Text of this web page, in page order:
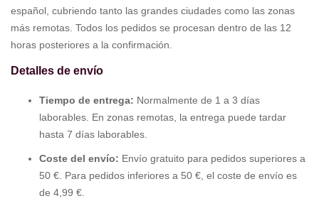
español, cubriendo tanto las grandes ciudades como las zonas
más remotas. Todos los pedidos se procesan dentro de las 12
horas posteriores a la confirmación.
Detalles de envío
Tiempo de entrega: Normalmente de 1 a 3 días
laborables. En zonas remotas, la entrega puede tardar
hasta 7 días laborables.
Coste del envío: Envío gratuito para pedidos superiores a
50 €. Para pedidos inferiores a 50 €, el coste de envío es
de 4,99 €.